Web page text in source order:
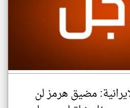
مضيق هرمز لن